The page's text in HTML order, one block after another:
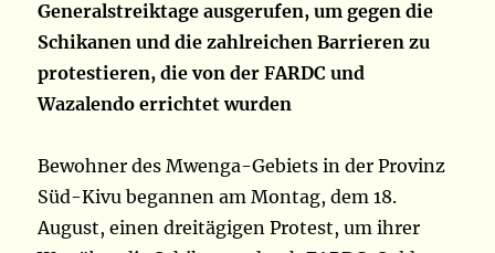
Generalstreiktage ausgerufen, um gegen die
Schikanen und die zahlreichen Barrieren zu
protestieren, die von der FARDC und
Wazalendo errichtet wurden
Bewohner des Mwenga-Gebiets in der Provinz
Süd-Kivu begannen am Montag, dem 18.
August, einen dreitägigen Protest, um ihrer